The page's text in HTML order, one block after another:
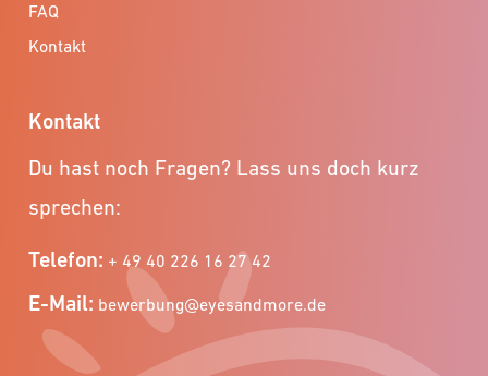
FAQ
Kontakt
Kontakt
Du hast noch Fragen? Lass uns doch kurz
sprechen:
Telefon: + 49 40 226 16 27 42
E-Mail: bewerbung@eyesandmore.de